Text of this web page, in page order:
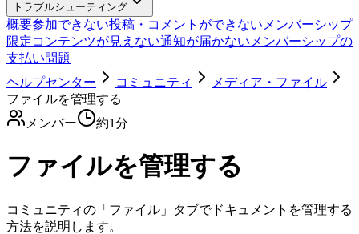
トラブルシューティング
概要参加できない投稿・コメントができない メンバーシップ
限定コンテンツが見えない通知が届かない メンバーシップの
支払い問題
ヘルプセンター
コミュニティ
メディア・ファイル
ファイルを管理する
メンバー
約1分
ファイルを管理する
コミュニティの「ファイル」タブでドキュメントを管理する
方法を説明します。